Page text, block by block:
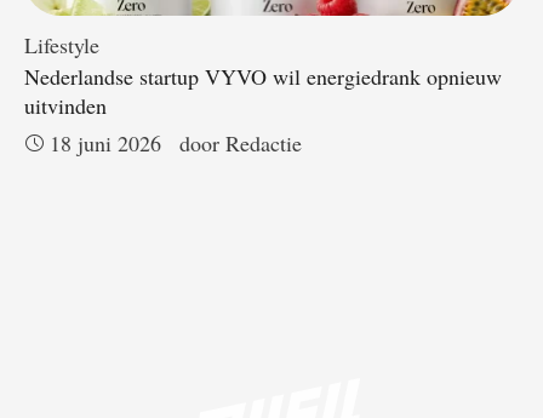
Lifestyle
Nederlandse startup VYVO wil energiedrank opnieuw
uitvinden
18 juni 2026
door Redactie